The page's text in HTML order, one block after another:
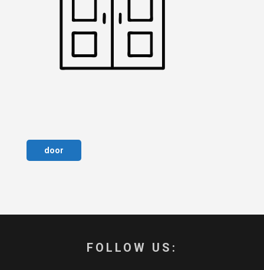
door
FOLLOW US: